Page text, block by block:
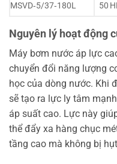
MSVD‑5/37‑180L
50
Nguyên lý hoạt động
Máy bơm nước áp lực
chuyển đổi năng lượng
học của dòng nước. Khi
sẽ tạo ra lực ly tâm
áp suất cao. Lực này
thể đẩy xa hàng chục
tầng cao mà không bị